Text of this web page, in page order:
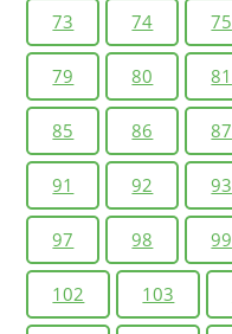
73 74 75
79 80 81
85 86 87
91 92 93
97 98 99
102 103